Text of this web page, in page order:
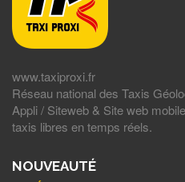
www.taxiproxi.fr
Réseau national des Taxis
Appli / Siteweb & Site web
taxis libres en temps réels.
NOUVEAUTÉ